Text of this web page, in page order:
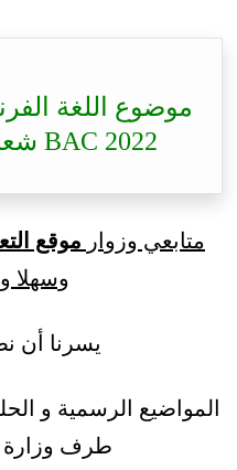
BAC 2022 شعبة تسيير وإقتصاد
متابعي وزوار موقع
وسهلا
يسرنا أن
المواضيع الرسمية و
طرف وزارة